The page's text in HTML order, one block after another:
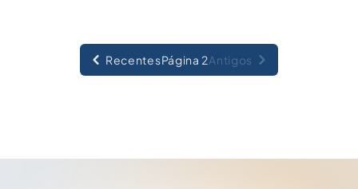
RecentesPágina 2Antigos